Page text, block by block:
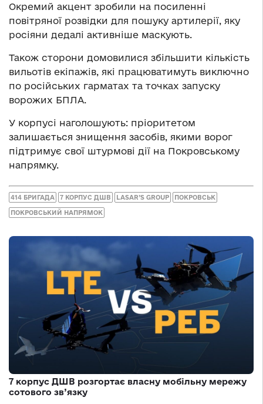
Окремий акцент зробили на посиленні
повітряної розвідки для пошуку артилерії, яку
росіяни дедалі активніше маскують.
Також сторони домовилися збільшити кількість
вильотів екіпажів, які працюватимуть виключно
по російських гарматах та точках запуску
ворожих БПЛА.
У корпусі наголошують: пріоритетом
залишається знищення засобів, якими ворог
підтримує свої штурмові дії на Покровському
напрямку.
414 БРИГАДА 7 КОРПУС ДШВ LASAR’S GROUP ПОКРОВСЬК
ПОКРОВСЬКИЙ НАПРЯМОК
7 корпус ДШВ розгортає власну мобільну мережу
сотового зв’язку